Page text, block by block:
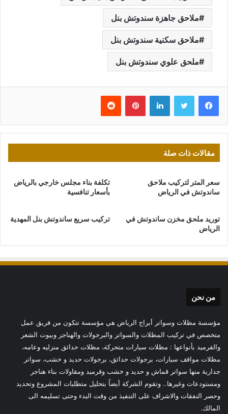
ملاحق جاهزة سندوتش بنل
ملاحق سكنية سندوتش بنل
ملحق علوي سندوتش بنل
فيسبوك تويتر لينكدإن بينتيريست
مقالات ذات صلة
سعر المتر لتركيب ملاحق
ساندوتش في الرياض
تكلفة بناء مجلس خارجي بالرياض
بأسعار تنافسية
توريد ملحق مخزن ساندوتش في
الرياض
تركيب سريع ساندوتش بنل المهدية
من نحن
مؤسسة مظلات وسواتر أبراج الرياض هي مؤسسة تتكون من فريق عمل
متخصص في تركيب المظلات والسواتر والبرجولات والهناجر وبيوت الشعر
والقرميد بأنواعها : مظلات سيارات متحركة، مظلات حدائق منزليه وعامه،
مظلات مواقف سيارات، برجولات حدائق، برجولات حديد و خشب، سواتر
جدارية منها سواتر قماش و حديد و خشب وقرميد ومقاولات بناء هناجر
ومستودعات وغيرها.. وتقوم الشركة أيضاً بتحليل متطلبات المشروع وتحديد
وحصر النفقات والاشراف على التنفيذ من وقت البدء وحتى تسليمه الى
المالك.